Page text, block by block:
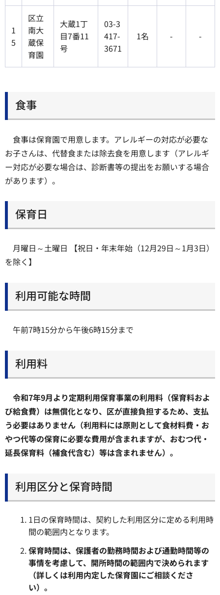
1
5
区立
南大
蔵保
育園
大蔵1丁
目7番11
号
03-3
417-
3671
1名 - -
食事
食事は保育園で用意します。アレルギーの対応が必要な
お子さんは、代替食または除去食を用意します（アレルギ
ー対応が必要な場合は、診断書等の提出をお願いする場合
があります）。
保育日
月曜日～土曜日 【祝日・年末年始（12月29日～1月3日）
を除く】
利用可能な時間
午前7時15分から午後6時15分まで
利用料
令和7年9月より定期利用保育事業の利用料（保育料およ
び給食費）は無償化となり、区が直接負担するため、支払
う必要はありません（利用料には原則として食材料費・お
やつ代等の保育に必要な費用が含まれますが、おむつ代・
延長保育料（補食代含む）等は含まれません）。
利用区分と保育時間
1日の保育時間は、契約した利用区分に定める利用時
間の範囲内となります。
保育時間は、保護者の勤務時間および通勤時間等の
事情を考慮して、開所時間の範囲内で決められます
（詳しくは利用内定した保育園にご相談くださ
い）。